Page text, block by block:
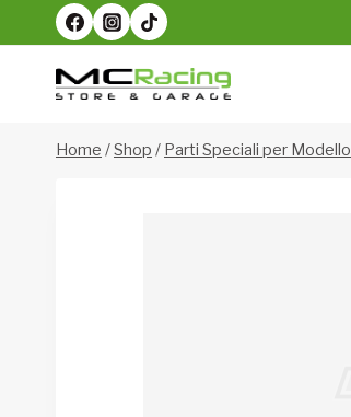
al
contenuto
Home /Shop / Parti Speciali per Modello